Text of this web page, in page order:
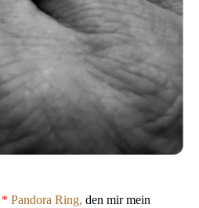
* Pandora Ring, den mir mein